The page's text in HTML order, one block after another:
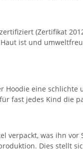
(Zertifikat
ist und
eine
fast jedes Kind die
verpackt, was ihn
Dies stellt